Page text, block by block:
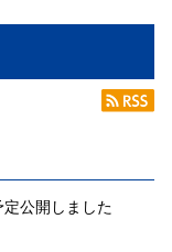
公開しました